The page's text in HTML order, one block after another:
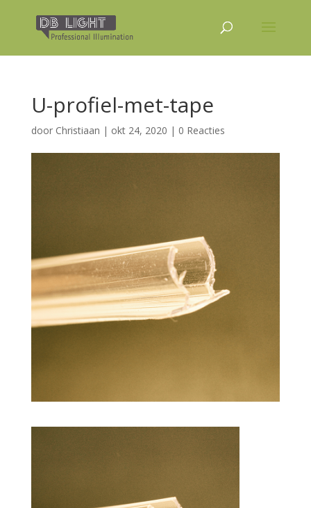
U-profiel-met-tape
door Christiaan | okt 24, 2020 | 0 Reacties